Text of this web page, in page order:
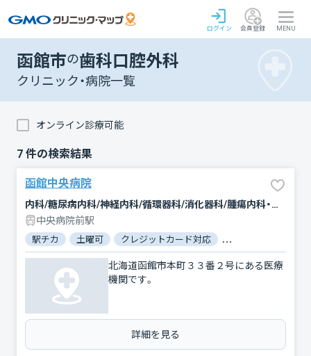
ログイン 会員登録 MENU
函館市の歯科口腔外科
クリニック・病院一覧
オンライン診療可能
7 件の検索結果
函館中央病院
内科/糖尿病内科/神経内科/循環器科/消化器科/腫瘍内科・外科/外科/脳神経外科/心臓血管外科/乳腺外科/肛門科/整形外科/形成外科/小児科/産婦人科/眼科/耳鼻咽喉科/皮膚科/泌尿器科/精神科・神経科/歯科口腔外科/リハビリテーション/放射線科/臨床検査・病理診断/麻酔科
中央病院前駅
駅チカ 土曜可 クレジットカード対応 マイナ保険証対応
北海道函館市本町３３番２号にある医療
機関です。
詳細を見る